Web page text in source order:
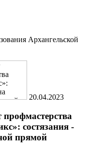
Архангельской
20.04.2023
состязания -
прямой